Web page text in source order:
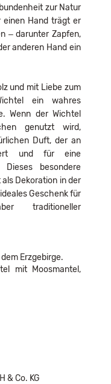
zur Natur
einen Hand trägt er
– darunter Zapfen,
anderen Hand ein
und mit Liebe zum
ein wahres
Wenn der Wichtel
genutzt wird,
Duft, der an
und für eine
besondere
Dekoration in der
Geschenk für
traditioneller
Erzgebirge.
mit Moosmantel,
& Co. KG